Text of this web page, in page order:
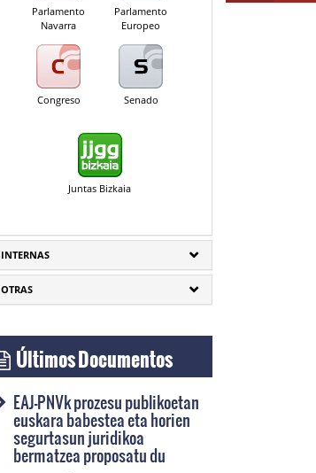
Parlamento
Navarra
Parlamento
Europeo
Congreso Senado
Juntas Bizkaia
INTERNAS
OTRAS
Últimos Documentos
EAJ-PNVk prozesu publikoetan
euskara babestea eta horien
segurtasun juridikoa
bermatzea proposatu du